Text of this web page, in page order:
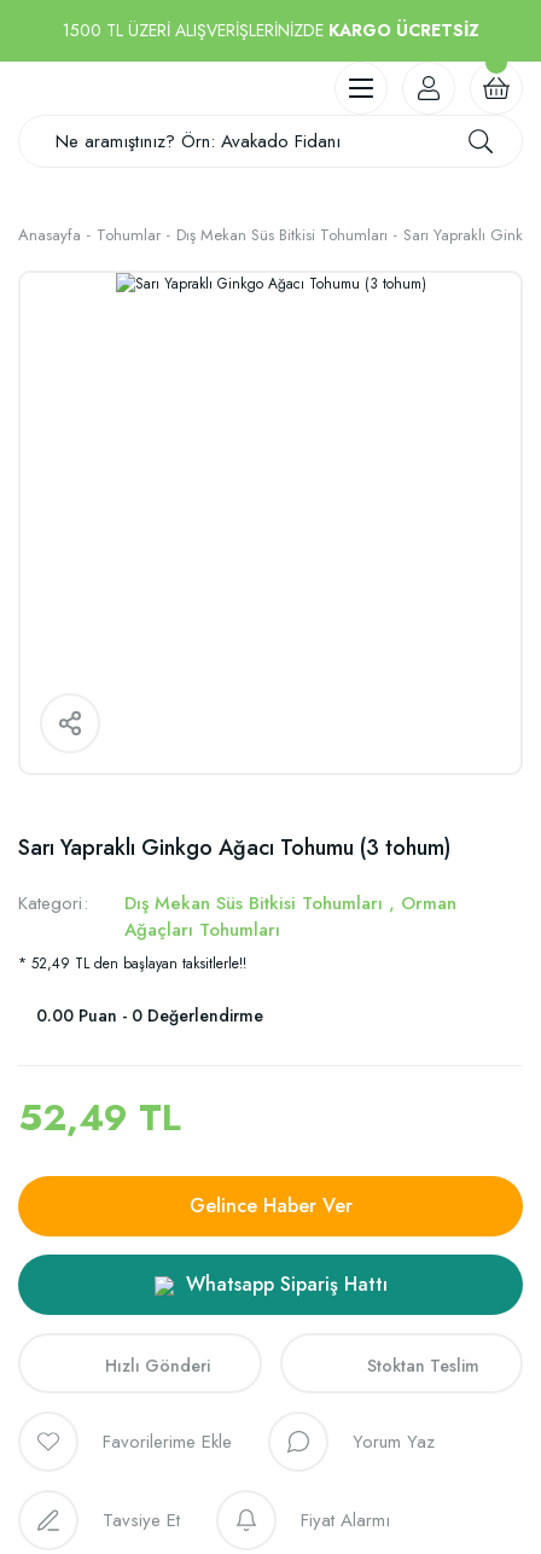
1500 TL ÜZERİ ALIŞVERİŞLERİNİZDE KARGO ÜCRETSİZ
Anasayfa Tohumlar Dış Mekan Süs Bitkisi Tohumları Sarı Yapraklı
Sarı Yapraklı Ginkgo Ağacı Tohumu (3 tohum)
Kategori Dış Mekan Süs Bitkisi Tohumları , Orman
Ağaçları Tohumları
* 52,49 TL den başlayan taksitlerle!!
0.00 Puan - 0 Değerlendirme
52,49 TL
Gelince Haber Ver
Whatsapp Sipariş Hattı
Hızlı Gönderi Stoktan Teslim
Yorum Yaz
Tavsiye Et Fiyat Alarmı